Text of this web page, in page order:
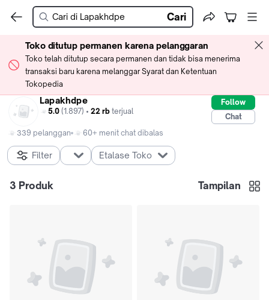
Cari
Toko ditutup permanen karena pelanggaran
Toko telah ditutup secara permanen dan tidak bisa menerima
transaksi baru karena melanggar Syarat dan Ketentuan
Tokopedia
Lapakhdpe
5.0 (1.897) • 22 rb terjual
Follow
Chat
339 pelanggan
60+ menit chat dibalas
Filter Etalase Toko
3 Produk Tampilan